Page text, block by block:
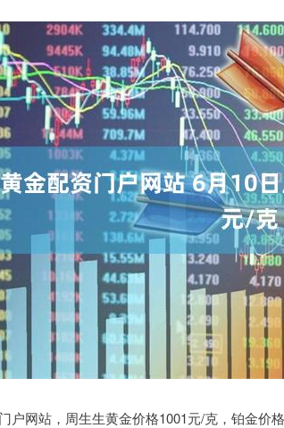
户网站，周生生黄金价格1001元/克，铂金价